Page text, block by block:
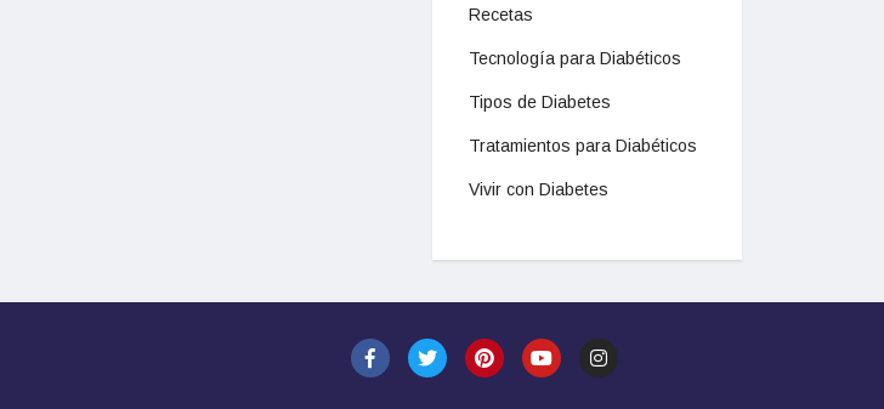
Recetas
Tecnología para Diabéticos
Tipos de Diabetes
Tratamientos para Diabéticos
Vivir con Diabetes